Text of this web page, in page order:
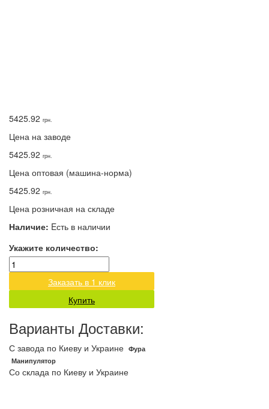
5425.92 грн.
Цена на заводе
5425.92 грн.
Цена оптовая (машина-норма)
5425.92 грн.
Цена розничная на складе
Наличие: Eсть в наличии
Укажите количество:
Заказать в 1 клик
Купить
Варианты Доставки:
С завода по Киеву и Украине Фура
Манипулятор
Со склада по Киеву и Украине